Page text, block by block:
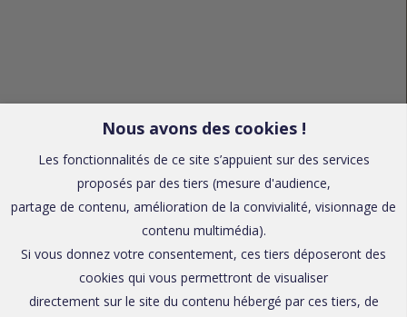
Nous avons des cookies !
Les fonctionnalités de ce site s’appuient sur des services
proposés par des tiers (mesure d'audience,
partage de contenu, amélioration de la convivialité, visionnage de
contenu multimédia).
Si vous donnez votre consentement, ces tiers déposeront des
cookies qui vous permettront de visualiser
directement sur le site du contenu hébergé par ces tiers, de